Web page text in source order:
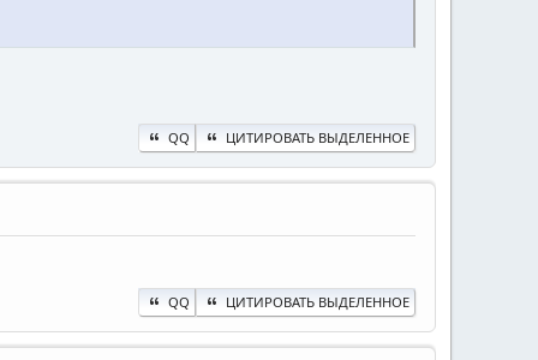
QQ ЦИТИРОВАТЬ ВЫДЕЛЕННОЕ
QQ ЦИТИРОВАТЬ ВЫДЕЛЕННОЕ